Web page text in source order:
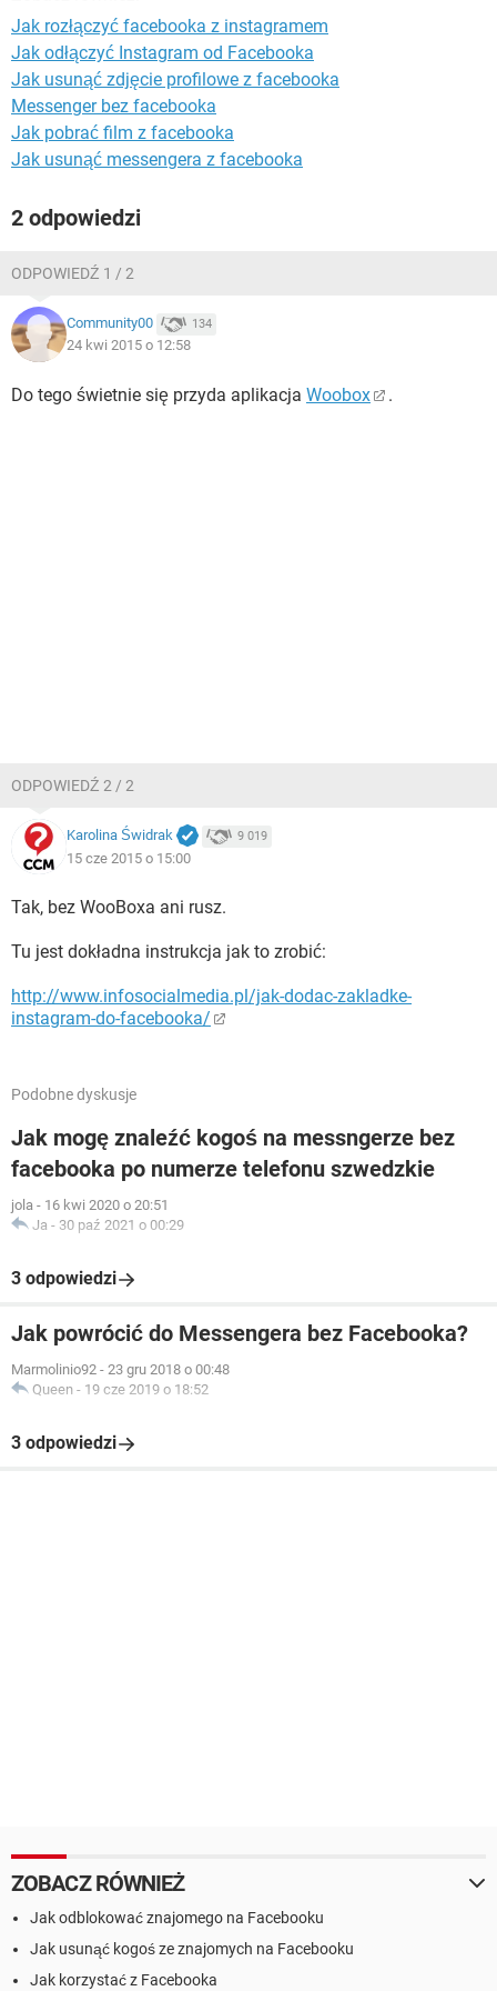
Jak rozłączyć facebooka z instagramem
Jak odłączyć Instagram od Facebooka
Jak usunąć zdjęcie profilowe z facebooka
Messenger bez facebooka
Jak pobrać film z facebooka
Jak usunąć messengera z facebooka
2 odpowiedzi
ODPOWIEDŹ 1 / 2
Community00 134
24 kwi 2015 o 12:58
Do tego świetnie się przyda aplikacja Woobox .
ODPOWIEDŹ 2 / 2
Karolina Świdrak 9 019
15 cze 2015 o 15:00
Tak, bez WooBoxa ani rusz.
Tu jest dokładna instrukcja jak to zrobić:
http://www.infosocialmedia.pl/jak-dodac-zakladke-
instagram-do-facebooka/
Podobne dyskusje
Jak mogę znaleźć kogoś na messngerze bez
facebooka po numerze telefonu szwedzkie
jola - 16 kwi 2020 o 20:51
Ja - 30 paź 2021 o 00:29
3 odpowiedzi
Jak powrócić do Messengera bez Facebooka?
Marmolinio92 - 23 gru 2018 o 00:48
Queen - 19 cze 2019 o 18:52
3 odpowiedzi
ZOBACZ RÓWNIEŻ
Jak odblokować znajomego na Facebooku
Jak usunąć kogoś ze znajomych na Facebooku
Jak korzystać z Facebooka